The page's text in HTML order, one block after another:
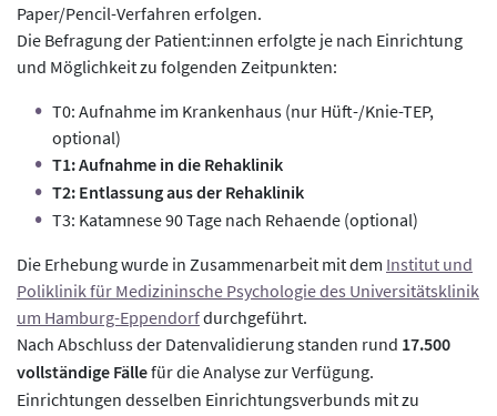
Paper/Pencil-Verfahren erfolgen.
Die Befragung der Patient:innen erfolgte je nach Einrichtung
und Möglichkeit zu folgenden Zeitpunkten:
T0: Aufnahme im Krankenhaus (nur Hüft-/Knie-TEP,
optional)
T1: Aufnahme in die Rehaklinik
T2: Entlassung aus der Rehaklinik
T3: Katamnese 90 Tage nach Rehaende (optional)
Die Erhebung wurde in Zusammenarbeit mit dem Institut und
Poliklinik für Medizininsche Psychologie des Universitätsklinik
um Hamburg-Eppendorfdurchgeführt.
Nach Abschluss der Datenvalidierung standen rund 17.500
vollständige Fällefür die Analyse zur Verfügung.
Einrichtungen desselben Einrichtungsverbunds mit zu